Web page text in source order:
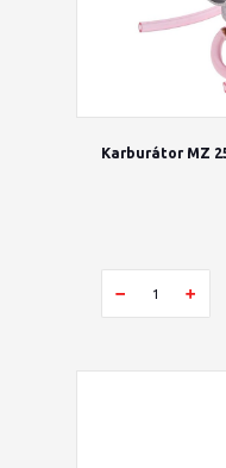
Karburátor MZ